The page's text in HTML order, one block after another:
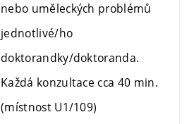
nebo uměleckých problémů
jednotlivé/ho
doktorandky/doktoranda.
Každá konzultace cca 40 min.
(místnost U1/109)